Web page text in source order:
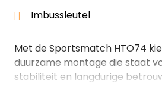
Imbussleutel
Met de Sportsmatch HTO74
duurzame montage die staat
stabiliteit en langdurige